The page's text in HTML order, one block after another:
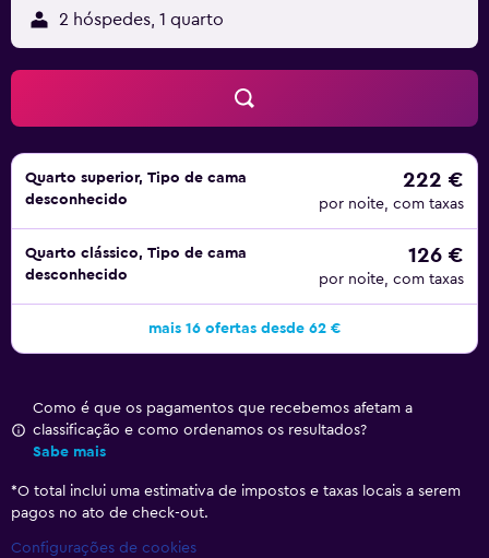
2 hóspedes, 1 quarto
Quarto superior, Tipo de cama
desconhecido
222 €
por noite, com taxas
Quarto clássico, Tipo de cama
desconhecido
126 €
por noite, com taxas
mais 16 ofertas desde 62 €
Como é que os pagamentos que recebemos afetam a
classificação e como ordenamos os resultados?
Sabe mais
*O total inclui uma estimativa de impostos e taxas locais a serem
pagos no ato de check-out.
Configurações de cookies